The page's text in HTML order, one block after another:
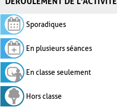
Sporadiques
En plusieurs séances
En classe seulement
Hors classe